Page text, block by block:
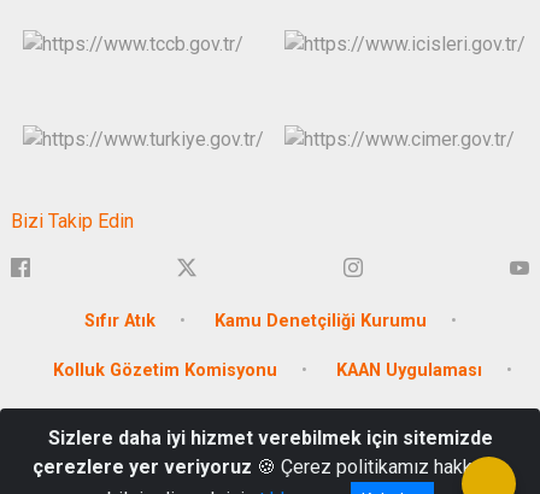
Bizi Takip Edin
Sıfır Atık Kamu Denetçiliği Kurumu
Kolluk Gözetim Komisyonu KAAN Uygulaması
Muratpaşa / ANTALYA
Sizlere daha iyi hizmet verebilmek için sitemizde
çerezlere yer veriyoruz 🍪 Çerez politikamız hakkında